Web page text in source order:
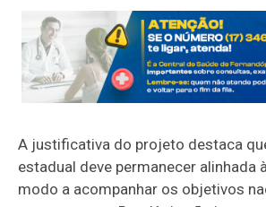
A justificativa do projeto destaca
estadual deve permanecer alinhada
modo a acompanhar os objetivos